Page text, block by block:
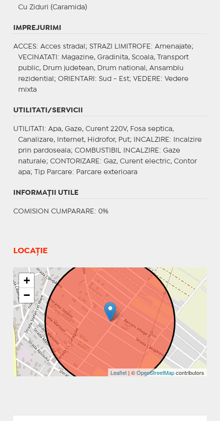
Cu Ziduri (Caramida)
IMPREJURIMI
ACCES: Acces stradal; STRAZI LIMITROFE : Amenajate;
VECINATATI : Magazine, Gradinita, Scoala, Transport
public, Drum judetean, Drum national, Ansamblu
rezidential; ORIENTARI : Sud - Est; VEDERE : Vedere
mixta
UTILITATI/SERVICII
UTILITATI : Apa, Gaze, Curent 220V, Fosa septica,
Canalizare, Internet, Hidrofor, Put;
INCALZIRE : Incalzire
prin pardoseala; COMBUSTIBIL INCALZIRE : Gaze
naturale; CONTORIZARE : Gaz, Curent electric, Contor
apa;
Tip Parcare: Parcare exterioara
INFORMAŢII UTILE
COMISION CUMPARARE: 0%
LOCAȚIE
+
−
Leaflet | ©OpenStreetMapcontributors